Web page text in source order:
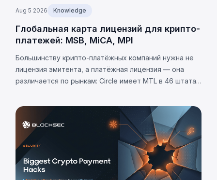
Aug 5 2026 Knowledge
Глобальная карта лицензий для крипто-
платежей: MSB, MiCA, MPI
Большинству крипто-платёжных компаний нужна не
лицензия эмитента, а платёжная лицензия — она
различается по рынкам: Circle имеет MTL в 46 штатах